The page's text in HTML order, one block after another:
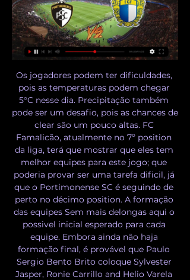
Os jogadores podem ter dificuldades,
pois as temperaturas podem chegar
5°C nesse dia. Precipitação também
pode ser um desafio, pois as chances de
clear são um pouco altas. FC
Famalicão, atualmente no 7º position
da liga, terá que mostrar que eles tem
melhor equipes para este jogo; que
poderia provar ser uma tarefa dificil, já
que o Portimonense SC é seguindo de
perto no décimo position. A formação
das equipes Sem mais delongas aqui o
possivel inicial esperado para cada
equipe. Embora ainda não haja
formação final, é provável que Paulo
Sergio Bento Brito coloque Sylvester
Jasper, Ronie Carrillo and Helio Varela